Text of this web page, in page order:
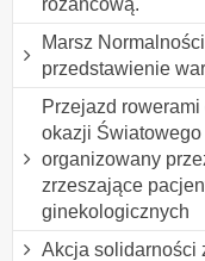
Marsz
przedstawienie
Przejazd
okazji
organizowany
zrzeszające
ginekologicznych
Akcja solidarności